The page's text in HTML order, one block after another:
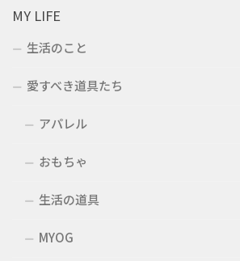
MY LIFE
生活のこと
愛すべき道具たち
アパレル
おもちゃ
生活の道具
MYOG